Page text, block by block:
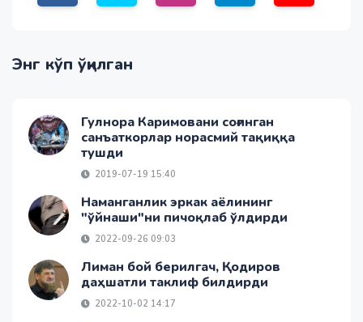
Энг кўп ўқилган
Гулнора Каримовани соғинган
санъаткорлар норасмий тақиққа
тушди
2019-07-19 15:40
Наманганлик эркак аёлининг
"ўйнаши"ни пичоқлаб ўлдирди
2022-09-26 09:03
Лиман бой берилгач, Қодиров
даҳшатли таклиф билдирди
2022-10-02 14:17